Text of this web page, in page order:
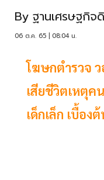
By ฐานเศรษฐกิจ
06 ต.ค. 65 | 08:04 น.
โฆษกตำรวจ
เสียชีวิตเหตุ
เด็กเล็ก เบื้อ